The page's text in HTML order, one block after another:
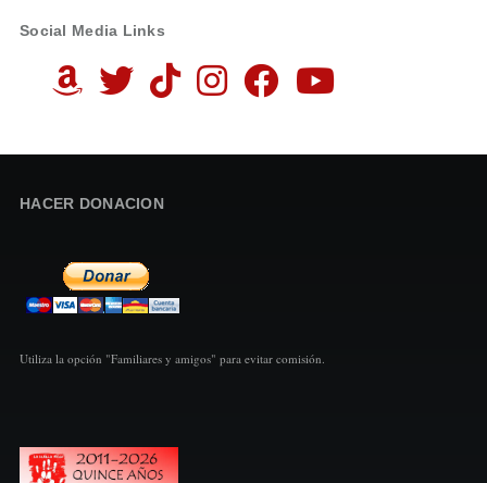
Social Media Links
HACER DONACION
Utiliza la opción "Familiares y amigos" para evitar comisión.